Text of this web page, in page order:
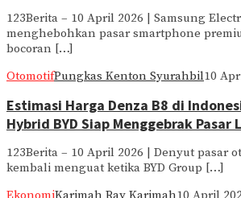
123Berita – 10 April 2026 | Samsung
menghebohkan pasar smartphone
bocoran […]
OtomotifPungkas Kenton Syurahbil10
Estimasi Harga Denza B8 di
Hybrid BYD Siap Menggebrak Pasar
123Berita – 10 April 2026 | Denyut pasar
kembali menguat ketika BYD Group […]